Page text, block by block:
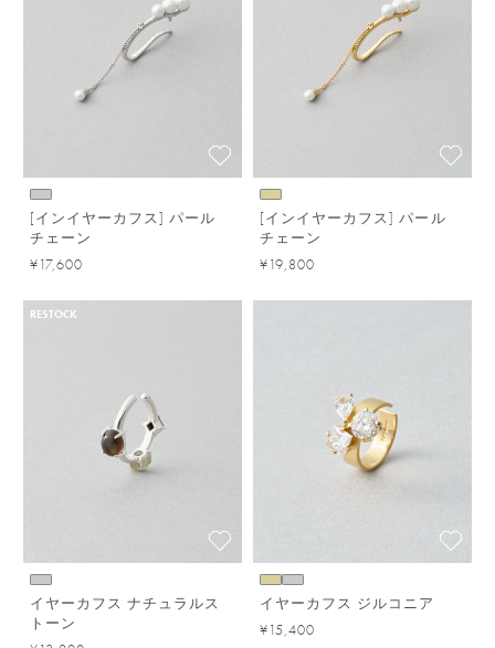
[インイヤーカフス] パール
チェーン
¥17,600
[インイヤーカフス] パール
チェーン
¥19,800
RESTOCK
イヤーカフス ナチュラルス
トーン
イヤーカフス ジルコニア
¥15,400